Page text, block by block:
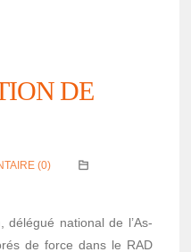
DE
(0)
délé­gué natio­nal de l’As­
de force dans le RAD